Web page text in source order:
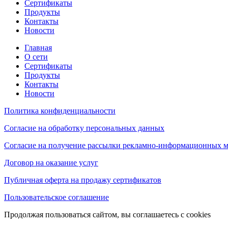
Сертификаты
Продукты
Контакты
Новости
Главная
О сети
Сертификаты
Продукты
Контакты
Новости
Политика конфиденциальности
Согласие на обработку персональных данных
Согласие на получение рассылки рекламно-информационных
Договор на оказание услуг
Публичная оферта на продажу сертификатов
Пользовательское соглашение
Продолжая пользоваться сайтом, вы соглашаетесь с cookies